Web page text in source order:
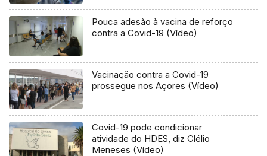
Pouca adesão à vacina de reforço
contra a Covid-19 (Vídeo)
Vacinação contra a Covid-19
prossegue nos Açores (Vídeo)
Covid-19 pode condicionar
atividade do HDES, diz Clélio
Meneses (Vídeo)